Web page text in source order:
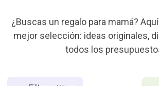
¿Buscas un regalo para mamá?
mejor selección: ideas originales,
todos los